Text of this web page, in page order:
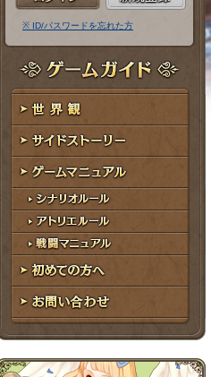
ル
ア
ド
レ
ス
ス
ー
ド
※ ID/パスワードを忘れた方
ゲームガイド
世界観
サイドストーリー
ゲームマニュアル
シナリオルール
アトリエルール
戦闘マニュアル
初めての方へ
お問い合わせ